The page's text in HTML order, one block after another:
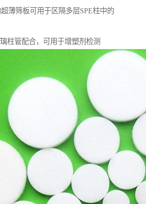
薄筛板可用于区隔多层SPE柱中的
柱管配合，可用于增塑剂检测